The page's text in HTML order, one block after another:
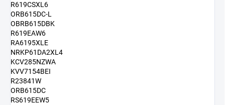
R619CSXL6
ORB615DC-L
OBRB615DBK
R619EAW6
RA6195XLE
NRKP61DA2XL4
KCV285NZWA
KVV7154BEI
R23841W
ORB615DC
RS619EEW5